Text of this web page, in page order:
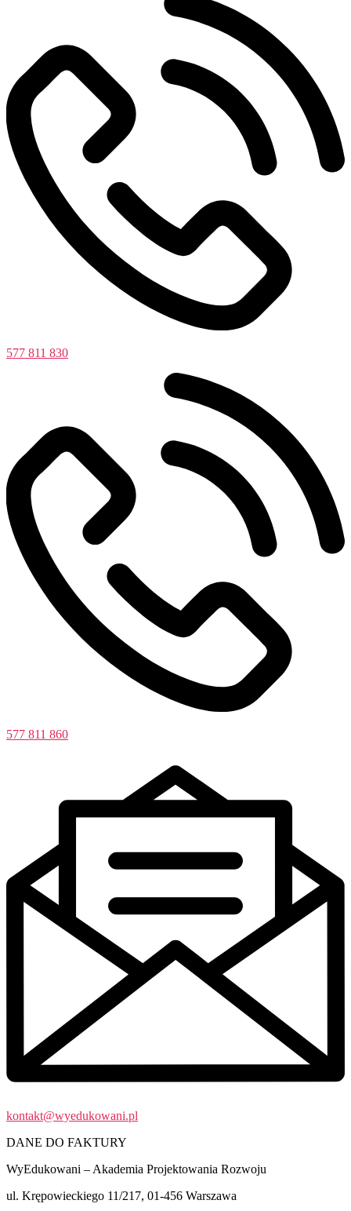
577 811 830
577 811 860
kontakt@wyedukowani.pl
DANE DO FAKTURY
WyEdukowani – Akademia Projektowania Rozwoju
ul. Krępowieckiego 11/217, 01-456 Warszawa